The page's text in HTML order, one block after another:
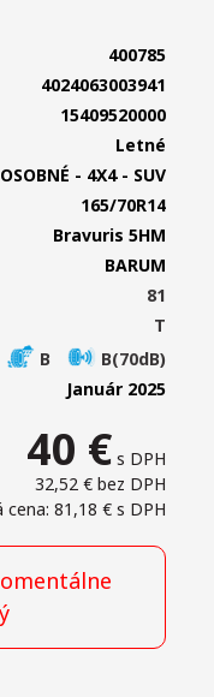
40 € s DPH
32,52 € bez DPH
cena: 81,18 € s DPH
400785
4024063003941
15409520000
Letné
OSOBNÉ - 4X4 - SUV
165/70R14
Bravuris 5HM
BARUM
81
T
B
B(70dB)
Január 2025